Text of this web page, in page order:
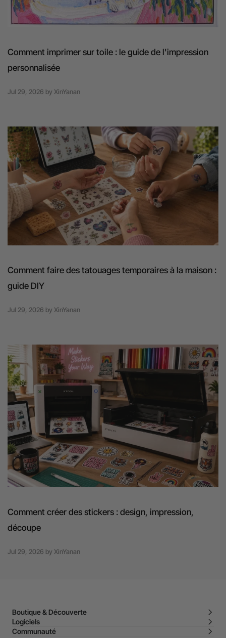
Comment imprimer sur toile : le guide de l'impression
personnalisée
Jul 29, 2026 by XinYanan
Comment faire des tatouages temporaires à la maison :
guide DIY
Jul 29, 2026 by XinYanan
Comment créer des stickers : design, impression,
découpe
Jul 29, 2026 by XinYanan
Boutique & Découverte
Logiciels
Communauté